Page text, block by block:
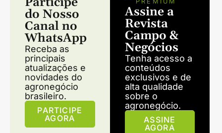
do Nosso
Canal no
WhatsApp
Receba as
principais
atualizações e
novidades do
agronegócio
brasileiro.
PARTICIPE
AGORA
Assine a
Revista
Campo &
Negócios
Tenha acesso a
conteúdos
exclusivos e de
alta qualidade
sobre o
agronegócio.
ASSINE
AGORA